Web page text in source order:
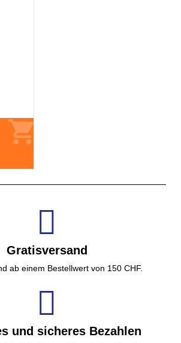
Gratisversand
ab einem Bestellwert von 150 CHF.
und sicheres Bezahlen